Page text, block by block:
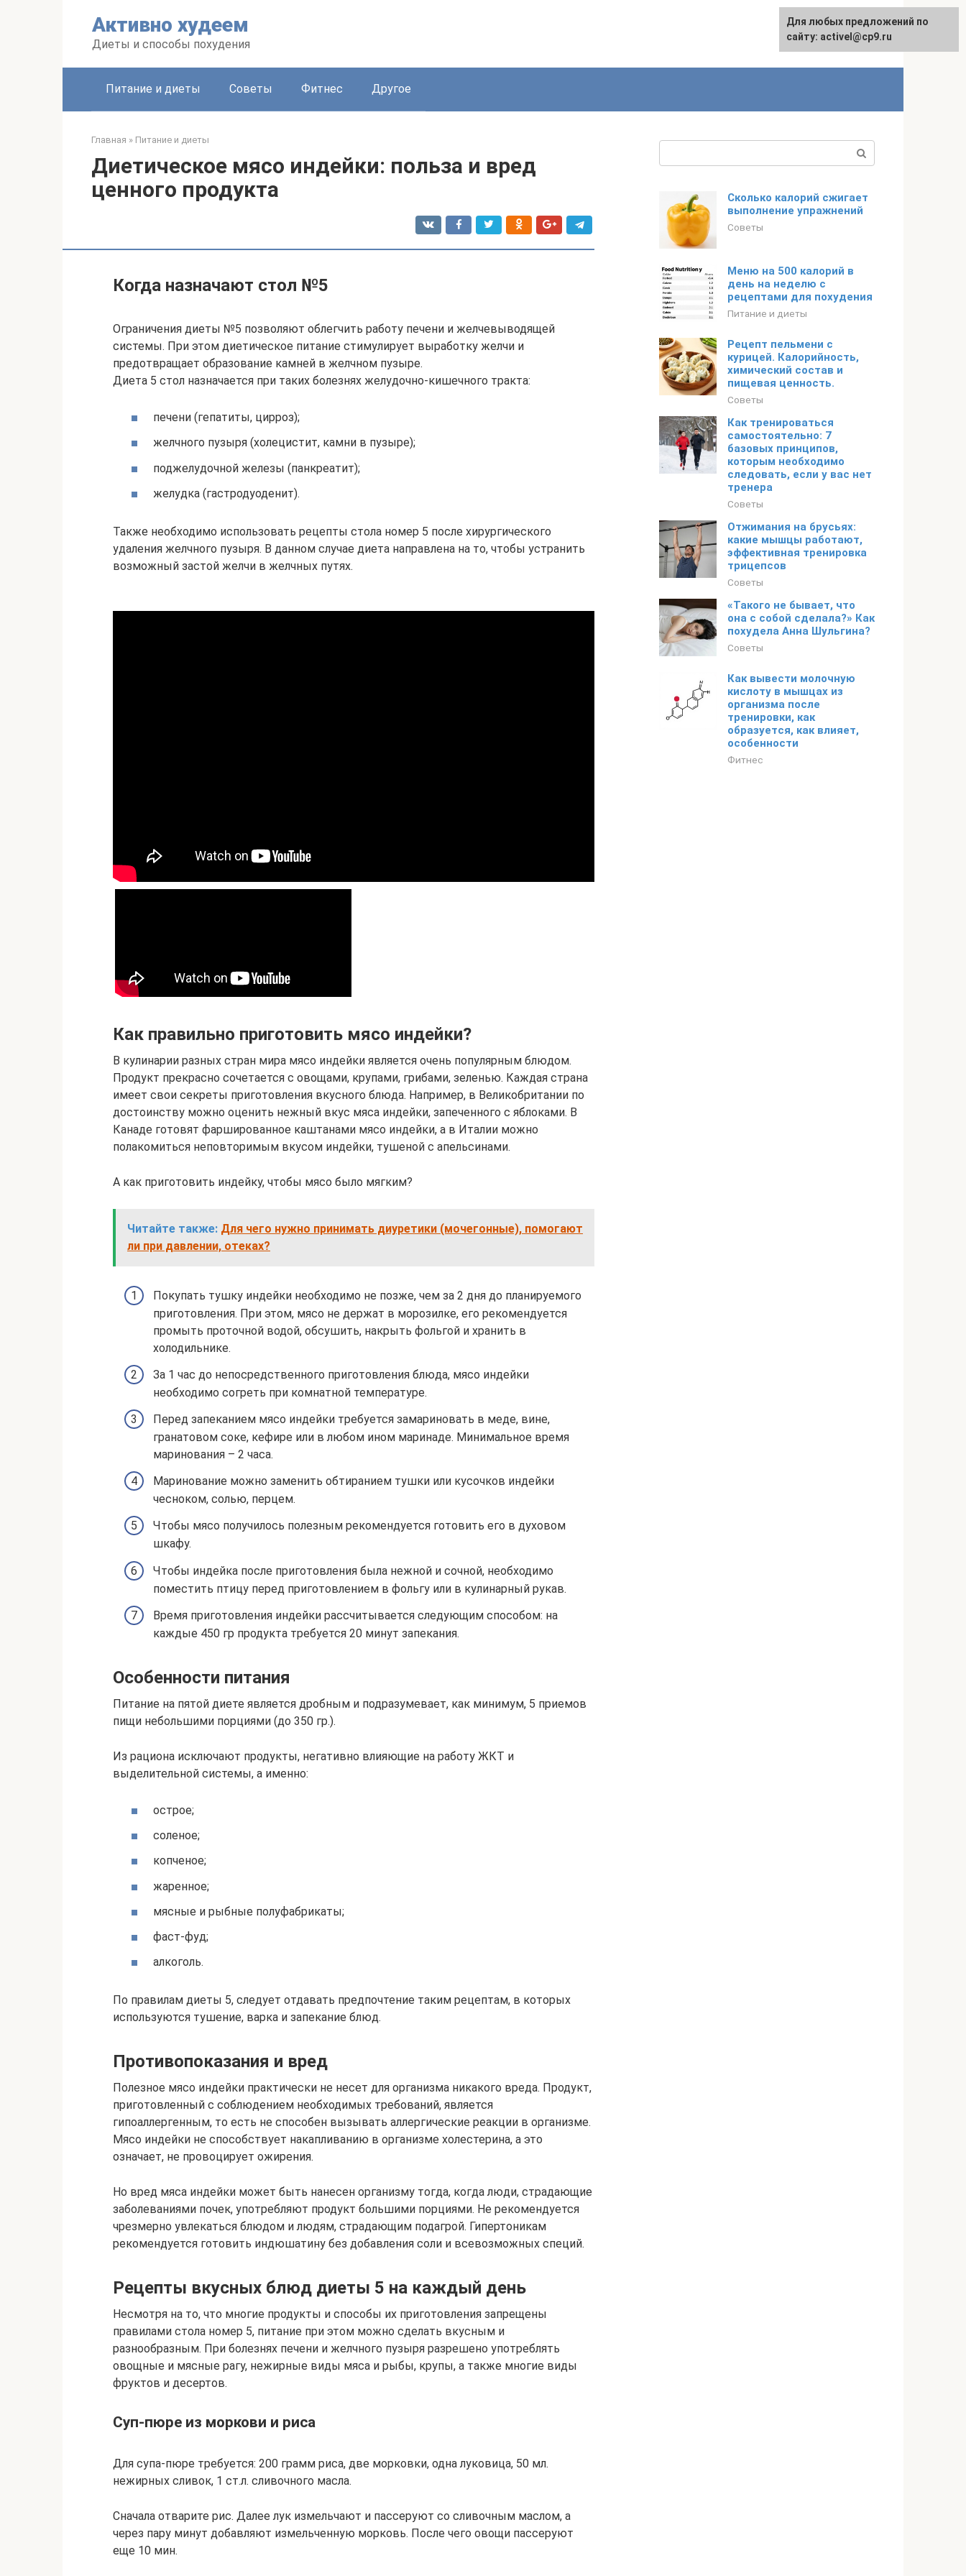
Активно худеем
Диеты и способы похудения
English
Питание и диеты Советы Фитнес Другое
Главная » Питание и диеты
Диетическое мясо индейки: польза и вред
ценного продукта
Когда назначают стол №5
Ограничения диеты №5 позволяют облегчить работу печени и желчевыводящей
системы. При этом диетическое питание стимулирует выработку желчи и
предотвращает образование камней в желчном пузыре.
Диета 5 стол назначается при таких болезнях желудочно-кишечного тракта:
печени (гепатиты, цирроз);
желчного пузыря (холецистит, камни в пузыре);
поджелудочной железы (панкреатит);
желудка (гастродуоденит).
Также необходимо использовать рецепты стола номер 5 после хирургического
удаления желчного пузыря. В данном случае диета направлена на то, чтобы устранить
возможный застой желчи в желчных путях.
Как правильно приготовить мясо индейки?
В кулинарии разных стран мира мясо индейки является очень популярным блюдом.
Продукт прекрасно сочетается с овощами, крупами, грибами, зеленью. Каждая страна
имеет свои секреты приготовления вкусного блюда. Например, в Великобритании по
достоинству можно оценить нежный вкус мяса индейки, запеченного с яблоками. В
Канаде готовят фаршированное каштанами мясо индейки, а в Италии можно
полакомиться неповторимым вкусом индейки, тушеной с апельсинами.
А как приготовить индейку, чтобы мясо было мягким?
Читайте также: Для чего нужно принимать диуретики (мочегонные), помогают
ли при давлении, отеках?
Покупать тушку индейки необходимо не позже, чем за 2 дня до планируемого
приготовления. При этом, мясо не держат в морозилке, его рекомендуется
промыть проточной водой, обсушить, накрыть фольгой и хранить в
холодильнике.
За 1 час до непосредственного приготовления блюда, мясо индейки
необходимо согреть при комнатной температуре.
Перед запеканием мясо индейки требуется замариновать в меде, вине,
гранатовом соке, кефире или в любом ином маринаде. Минимальное время
маринования – 2 часа.
Маринование можно заменить обтиранием тушки или кусочков индейки
чесноком, солью, перцем.
Чтобы мясо получилось полезным рекомендуется готовить его в духовом
шкафу.
Чтобы индейка после приготовления была нежной и сочной, необходимо
поместить птицу перед приготовлением в фольгу или в кулинарный рукав.
Время приготовления индейки рассчитывается следующим способом: на
каждые 450 гр продукта требуется 20 минут запекания.
Особенности питания
Питание на пятой диете является дробным и подразумевает, как минимум, 5 приемов
пищи небольшими порциями (до 350 гр.).
Из рациона исключают продукты, негативно влияющие на работу ЖКТ и
выделительной системы, а именно:
острое;
соленое;
копченое;
жаренное;
мясные и рыбные полуфабрикаты;
фаст-фуд;
алкоголь.
По правилам диеты 5, следует отдавать предпочтение таким рецептам, в которых
используются тушение, варка и запекание блюд.
Противопоказания и вред
Полезное мясо индейки практически не несет для организма никакого вреда. Продукт,
приготовленный с соблюдением необходимых требований, является
гипоаллергенным, то есть не способен вызывать аллергические реакции в организме.
Мясо индейки не способствует накапливанию в организме холестерина, а это
означает, не провоцирует ожирения.
Но вред мяса индейки может быть нанесен организму тогда, когда люди, страдающие
заболеваниями почек, употребляют продукт большими порциями. Не рекомендуется
чрезмерно увлекаться блюдом и людям, страдающим подагрой. Гипертоникам
рекомендуется готовить индюшатину без добавления соли и всевозможных специй.
Рецепты вкусных блюд диеты 5 на каждый день
Несмотря на то, что многие продукты и способы их приготовления запрещены
правилами стола номер 5, питание при этом можно сделать вкусным и
разнообразным. При болезнях печени и желчного пузыря разрешено употреблять
овощные и мясные рагу, нежирные виды мяса и рыбы, крупы, а также многие виды
фруктов и десертов.
Суп-пюре из моркови и риса
Для супа-пюре требуется: 200 грамм риса, две морковки, одна луковица, 50 мл.
нежирных сливок, 1 ст.л. сливочного масла.
Сначала отварите рис. Далее лук измельчают и пассеруют со сливочным маслом, а
через пару минут добавляют измельченную морковь. После чего овощи пассеруют
еще 10 мин.
Сколько калорий сжигает
выполнение упражнений
Советы
Меню на 500 калорий в
день на неделю с
рецептами для похудения
Питание и диеты
Рецепт пельмени с
курицей. Калорийность,
химический состав и
пищевая ценность.
Советы
Как тренироваться
самостоятельно: 7
базовых принципов,
которым необходимо
следовать, если у вас нет
тренера
Советы
Отжимания на брусьях:
какие мышцы работают,
эффективная тренировка
трицепсов
Советы
«Такого не бывает, что
она с собой сделала?» Как
похудела Анна Шульгина?
Советы
Как вывести молочную
кислоту в мышцах из
организма после
тренировки, как
образуется, как влияет,
особенности
Фитнес
Для любых предложений по
сайту: activel@cp9.ru